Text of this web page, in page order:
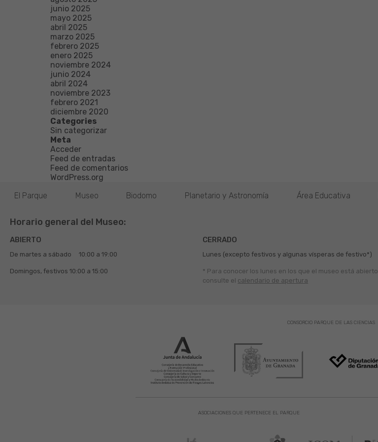
junio 2025
mayo 2025
abril 2025
marzo 2025
febrero 2025
enero 2025
noviembre 2024
junio 2024
abril 2024
noviembre 2023
febrero 2021
diciembre 2020
Categories
Sin categorizar
Meta
Acceder
Feed de entradas
Feed de comentarios
WordPress.org
El Parque
Museo Biodomo Planetario y Astronomía Área Educativa
Horario general del Museo:
ABIERTO
De martes a sábado 10:00 a 19:00
Domingos, festivos 10:00 a 15:00
CERRADO
Lunes (excepto festivos y algunas vísperas de festivo*)
* Para conocer los lunes en los que el museo está abierto
consulte el calendario de apertura
ASOCIACIONES QUE PERTENECE EL PARQUE
CONSORCIO PARQUE DE LAS CIENCIAS